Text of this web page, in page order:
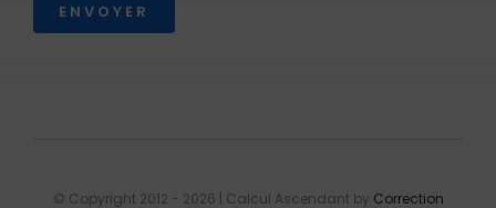
ENVOYER
© Copyright 2012 - 2026 | Calcul Ascendant by Correction